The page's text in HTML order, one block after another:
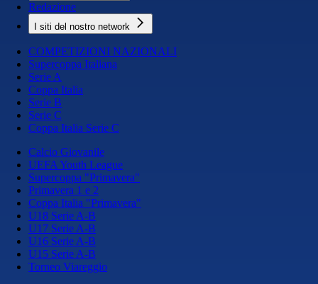
Redazione
I siti del nostro network
COMPETIZIONI NAZIONALI
Supercoppa Italiana
Serie A
Coppa Italia
Serie B
Serie C
Coppa Italia Serie C
Calcio Giovanile
UEFA Youth League
Supercoppa "Primavera"
Primavera 1 e 2
Coppa Italia "Primavera"
U18 Serie A-B
U17 Serie A-B
U16 Serie A-B
U15 Serie A-B
Torneo Viareggio